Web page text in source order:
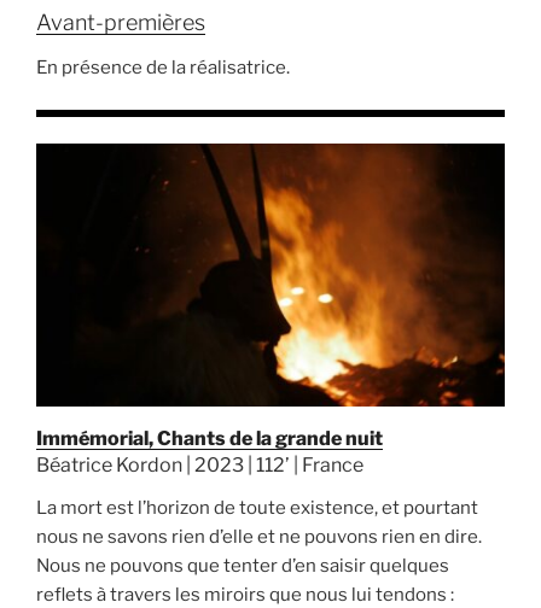
Avant-premières
En présence de la réalisatrice.
Immémorial, Chants de la grande nuit
Béatrice Kordon | 2023 | 112’ | France
La mort est l’horizon de toute existence, et pourtant
nous ne savons rien d’elle et ne pouvons rien en dire.
Nous ne pouvons que tenter d’en saisir quelques
reflets à travers les miroirs que nous lui tendons :